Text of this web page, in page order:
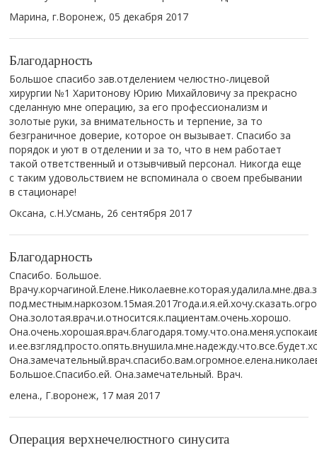
Марина, г.Воронеж, 05 декабря 2017
Благодарность
Большое спасибо зав.отделением челюстно-лицевой
хирургии №1 Харитонову Юрию Михайловичу за прекрасно
сделанную мне операцию, за его профессионализм и
золотые руки, за внимательность и терпение, за то
безграничное доверие, которое он вызывает. Спасибо за
порядок и уют в отделении и за то, что в нем работает
такой ответственный и отзывчивый персонал. Никогда еще
с таким удовольствием не вспоминала о своем пребывании
в стационаре!
Оксана, с.Н.Усмань, 26 сентября 2017
Благодарность
Спасибо. Большое.
Она.золотая.врач.и.относится.к.пациентам.очень.хорошо.
Большое.Спасибо.ей. Она.замечательный. Врач.
елена., Г.воронеж, 17 мая 2017
Операция верхнечелюстного синусита